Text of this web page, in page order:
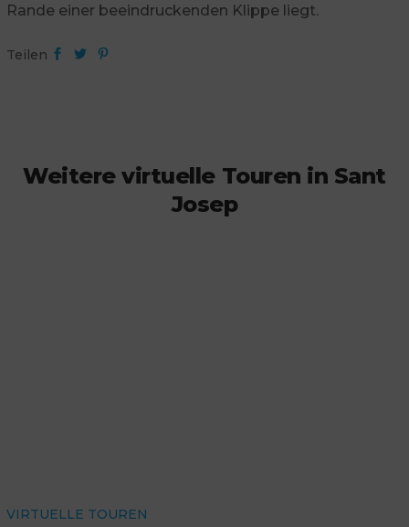
Rande einer beeindruckenden Klippe liegt.
Teilen
Weitere virtuelle Touren in Sant
Josep
VIRTUELLE TOUREN